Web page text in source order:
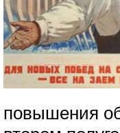
повышения